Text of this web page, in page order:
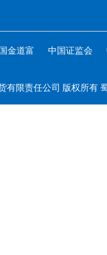
国金道富 中国证监会
有限责任公司 版权所有